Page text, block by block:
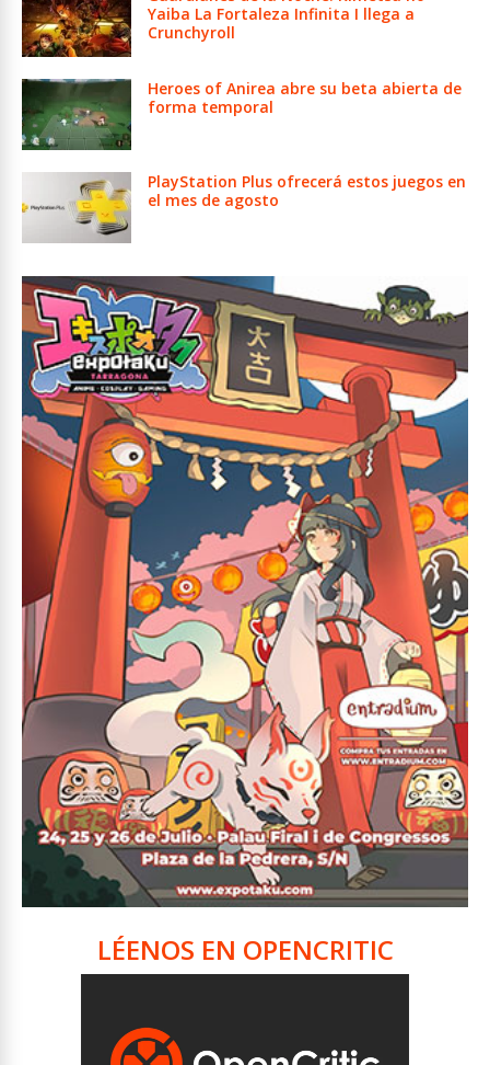
Yaiba La Fortaleza Infinita I llega a
Crunchyroll
Heroes of Anirea abre su beta abierta de
forma temporal
PlayStation Plus ofrecerá estos juegos en
el mes de agosto
LÉENOS EN OPENCRITIC